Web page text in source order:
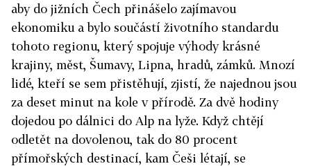
aby do jižních Čech přinášelo zajímavou
ekonomiku a bylo součástí životního standardu
tohoto regionu, který spojuje výhody krásné
krajiny, měst, Šumavy, Lipna, hradů, zámků. Mnozí
lidé, kteří se sem přistěhují, zjistí, že najednou jsou
za deset minut na kole v přírodě. Za dvě hodiny
dojedou po dálnici do Alp na lyže. Když chtějí
odletět na dovolenou, tak do 80 procent
přímořských destinací, kam Češi létají, se